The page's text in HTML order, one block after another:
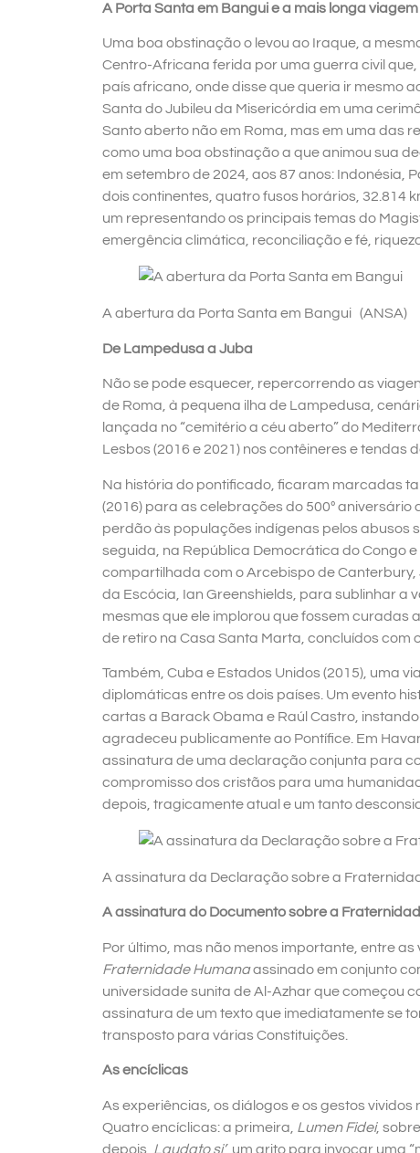
A Porta Santa em Bangui e a mais longa
Uma boa obstinação o levou ao Iraque, a
Centro-Africana ferida por uma guerra civil
país africano, onde disse que queria ir mesmo
Santa do Jubileu da Misericórdia em uma
Santo aberto não em Roma, mas em uma das
como uma boa obstinação a que animou sua
em setembro de 2024, aos 87 anos: Indonésia,
dois continentes, quatro fusos horários, 32.814
um representando os principais temas do
emergência climática, reconciliação e fé,
A abertura da Porta Santa em Bangui (ANSA)
De Lampedusa a Juba
Não se pode esquecer, repercorrendo as
de Roma, à pequena ilha de Lampedusa,
lançada no “cemitério a céu aberto” do
Lesbos (2016 e 2021) nos contêineres e tendas
Na história do pontificado, ficaram marcadas
(2016) para as celebrações do 500º
perdão às populações indígenas pelos abusos
seguida, na República Democrática do Congo
compartilhada com o Arcebispo de
da Escócia, Ian Greenshields, para sublinhar a
mesmas que ele implorou que fossem curadas
de retiro na Casa Santa Marta, concluídos com
Também, Cuba e Estados Unidos (2015), uma
diplomáticas entre os dois países. Um evento
cartas a Barack Obama e Raúl Castro,
agradeceu publicamente ao Pontífice. Em
assinatura de uma declaração conjunta para
compromisso dos cristãos para uma
depois, tragicamente atual e um tanto
A assinatura da Declaração sobre a
A assinatura do Documento sobre a
Por último, mas não menos importante, entre as
Fraternidade Humanaassinado em conjunto
universidade sunita de Al-Azhar que começou
assinatura de um texto que imediatamente se
transposto para várias Constituições.
As encíclicas
As experiências, os diálogos e os gestos
Quatro encíclicas: a primeira, Lumen Fidei,
depois, Laudato si’, um grito para invocar uma